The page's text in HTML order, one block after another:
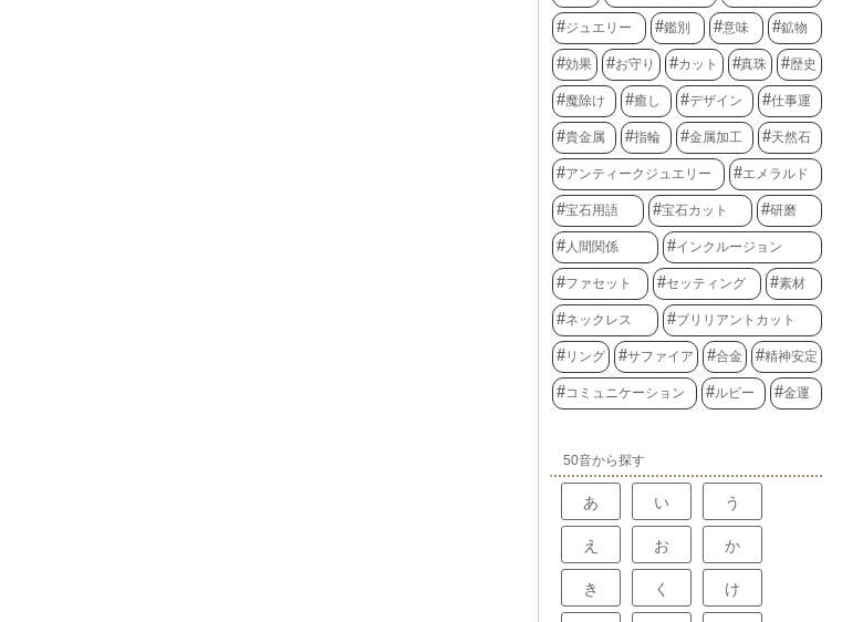
ジュエリー 鑑別 意味 鉱物
効果 お守り カット 真珠 歴史
魔除け 癒し デザイン 仕事運
貴金属 指輪 金属加工 天然石
アンティークジュエリー エメラルド
宝石用語 宝石カット 研磨
人間関係 インクルージョン
ファセット セッティング 素材
ネックレス ブリリアントカット
リング サファイア 合金 精神安定
コミュニケーション ルビー 金運
50音から探す
あ い う
え お か
き く け